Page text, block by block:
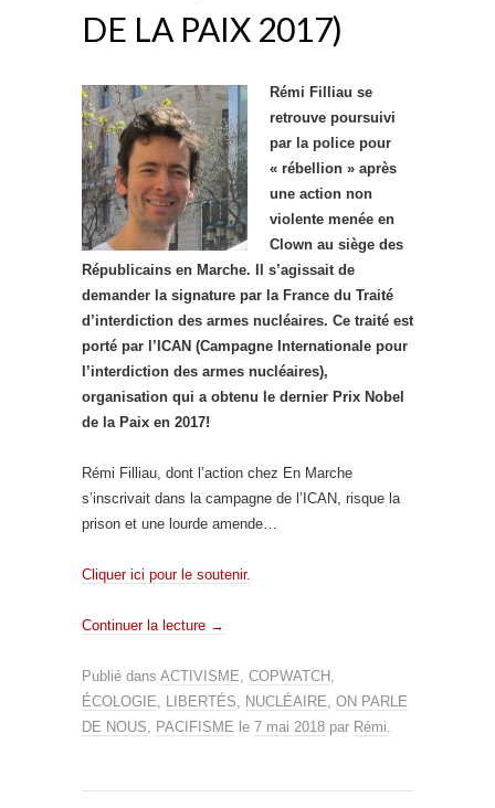
DE LA PAIX 2017)
Rémi Filliau se
retrouve poursuivi
par la police pour
« rébellion » après
une action non
violente menée en
Clown au siège des
Républicains en Marche. Il s’agissait de
demander la signature par la France du Traité
d’interdiction des armes nucléaires. Ce traité est
porté par l’ICAN (Campagne Internationale pour
l’interdiction des armes nucléaires),
organisation qui a obtenu le dernier Prix Nobel
de la Paix en 2017!
Rémi Filliau, dont l’action chez En Marche
s’inscrivait dans la campagne de l’ICAN, risque la
prison et une lourde amende…
Cliquer ici pour le soutenir.
Continuer la lecture →
Publié dans ACTIVISME COPWATCH
ÉCOLOGIE
LIBERTÉS NUCLÉAIRE ON PARLE
DE NOUS
PACIFISME le 7 mai 2018 par Rémi